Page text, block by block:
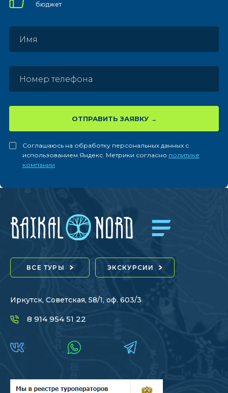
бюджет
ОТПРАВИТЬ ЗАЯВКУ
Соглашаюсь на обработку персональных данных с
использованием Яндекс. Метрики согласно политике
компании
ВСЕ ТУРЫ ЭКСКУРСИИ
Иркутск, Советская, 58/1, оф. 603/3
8 914 954 51 22